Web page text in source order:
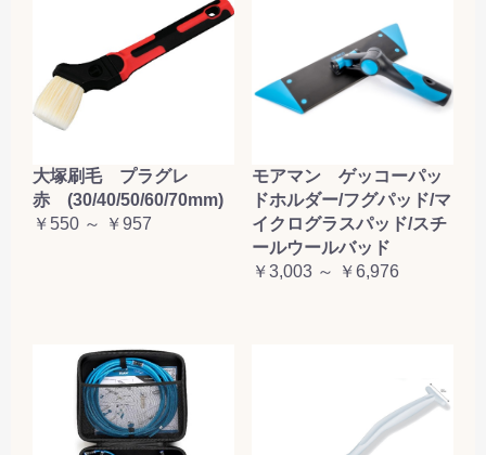
大塚刷毛 プラグレ
赤 (30/40/50/60/70mm)
￥550 ～ ￥957
モアマン ゲッコーパッ
ドホルダー/フグパッド/マ
イクログラスパッド/スチ
ールウールバッド
￥3,003 ～ ￥6,976